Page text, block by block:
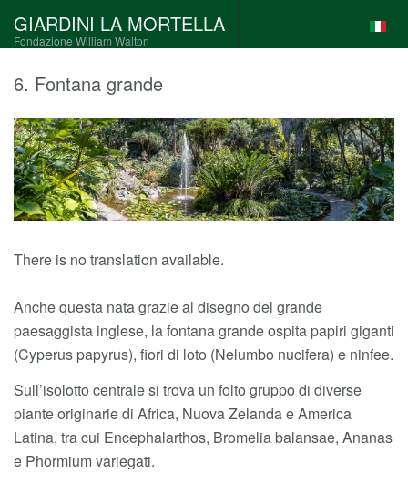
GIARDINI LA MORTELLA
Fondazione William Walton
6. Fontana grande
There is no translation available.
Anche questa nata grazie al disegno del grande
paesaggista inglese, la fontana grande ospita papiri giganti
(Cyperus papyrus), fiori di loto (Nelumbo nucifera) e ninfee.
Sull’isolotto centrale si trova un folto gruppo di diverse
piante originarie di Africa, Nuova Zelanda e America
Latina, tra cui Encephalarthos, Bromelia balansae, Ananas
e Phormium variegati.